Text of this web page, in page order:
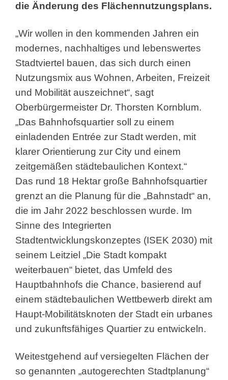
die Änderung des Flächennutzungsplans.
„Wir wollen in den kommenden Jahren ein
modernes, nachhaltiges und lebenswertes
Stadtviertel bauen, das sich durch einen
Nutzungsmix aus Wohnen, Arbeiten, Freizeit
und Mobilität auszeichnet“, sagt
Oberbürgermeister Dr. Thorsten Kornblum.
„Das Bahnhofsquartier soll zu einem
einladenden Entrée zur Stadt werden, mit
klarer Orientierung zur City und einem
zeitgemäßen städtebaulichen Kontext.“
Das rund 18 Hektar große Bahnhofsquartier
grenzt an die Planung für die „Bahnstadt“ an,
die im Jahr 2022 beschlossen wurde. Im
Sinne des Integrierten
Stadtentwicklungskonzeptes (ISEK 2030) mit
seinem Leitziel „Die Stadt kompakt
weiterbauen“ bietet, das Umfeld des
Hauptbahnhofs die Chance, basierend auf
einem städtebaulichen Wettbewerb direkt am
Haupt-Mobilitätsknoten der Stadt ein urbanes
und zukunftsfähiges Quartier zu entwickeln.
Weitestgehend auf versiegelten Flächen der
so genannten „autogerechten Stadtplanung“